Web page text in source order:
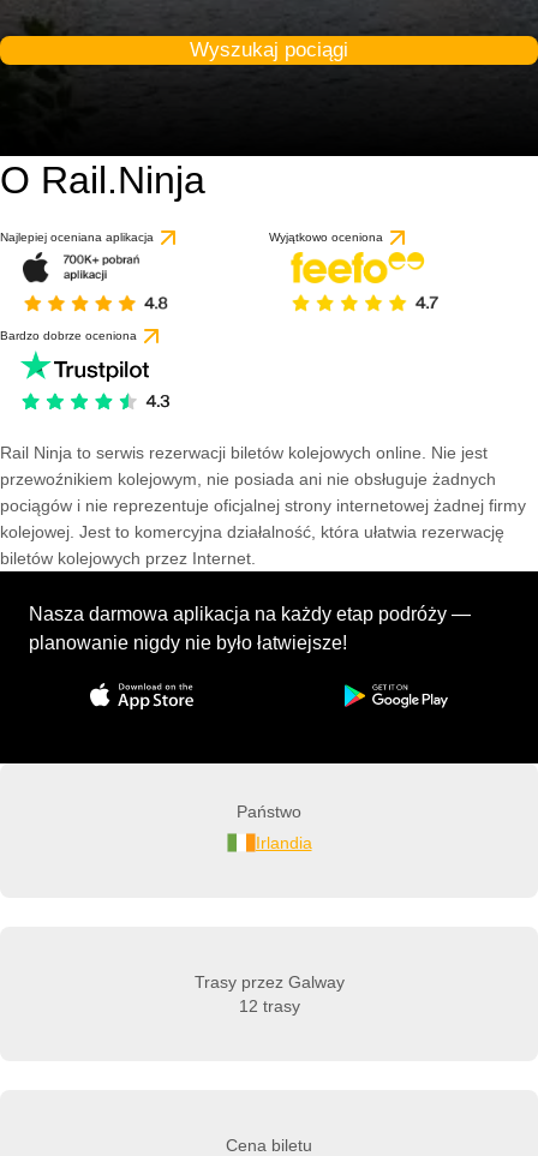
Wyszukaj pociągi
O Rail.Ninja
Najlepiej oceniana aplikacja Wyjątkowo oceniona
Bardzo dobrze oceniona
Rail Ninja to serwis rezerwacji biletów kolejowych online. Nie jest
przewoźnikiem kolejowym, nie posiada ani nie obsługuje żadnych
pociągów i nie reprezentuje oficjalnej strony internetowej żadnej firmy
kolejowej. Jest to komercyjna działalność, która ułatwia rezerwację
biletów kolejowych przez Internet.
Nasza darmowa aplikacja na każdy etap podróży —
planowanie nigdy nie było łatwiejsze!
Państwo
Irlandia
Trasy przez Galway
12 trasy
Cena biletu